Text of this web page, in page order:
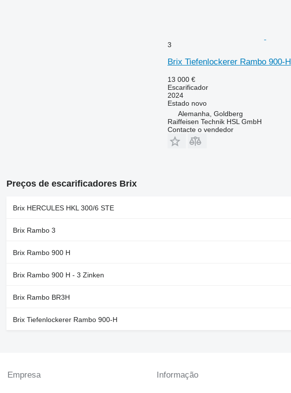
3
Brix Tiefenlockerer Rambo 900-H
13 000 €
Escarificador
2024
Estadonovo
Alemanha, Goldberg
Raiffeisen Technik HSL GmbH
Contacte o vendedor
Preços de escarificadores Brix
Brix HERCULES HKL 300/6 STE
Brix Rambo 3
Brix Rambo 900 H
Brix Rambo 900 H - 3 Zinken
Brix Rambo BR3H
Brix Tiefenlockerer Rambo 900-H
Empresa Informação